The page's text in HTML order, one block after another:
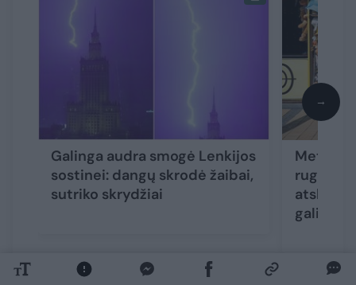
Galinga audra smogė Lenkijos
sostinei: dangų skrodė žaibai,
sutriko skrydžiai
gali
→